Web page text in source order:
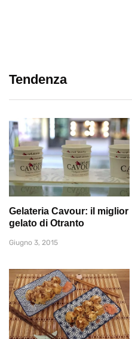
Tendenza
Gelateria Cavour: il miglior
gelato di Otranto
Giugno 3, 2015